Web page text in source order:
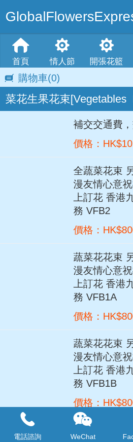
首頁 情人節 開張花籃
購物車(0)
補交交通費
價格：
全蔬菜花束
漫友情心意
上訂花 香港
務 VFB2
價格：
蔬菜花花束
漫友情心意
上訂花 香港
務 VFB1A
價格：
蔬菜花花束
漫友情心意
上訂花 香港
務 VFB1B
價格：
52粒士多啤
電話諮詢 WeChat